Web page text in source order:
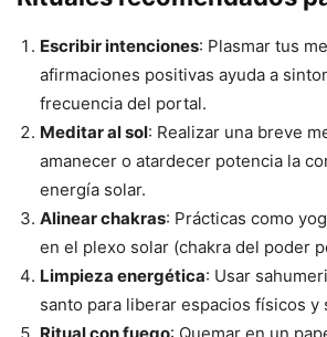
Escribir intenciones: Plasmar tus
afirmaciones positivas ayuda a
frecuencia del portal.
Meditar al sol: Realizar una breve
amanecer o atardecer potencia la
energía solar.
Alinear chakras: Prácticas como
en el plexo solar (chakra del poder
Limpieza energética: Usar
santo para liberar espacios físicos y